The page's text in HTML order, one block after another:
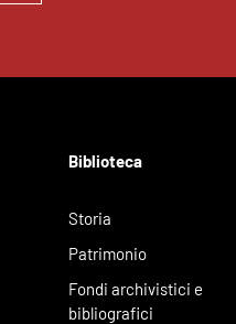
Biblioteca
Storia
Patrimonio
Fondi archivistici e
bibliografici